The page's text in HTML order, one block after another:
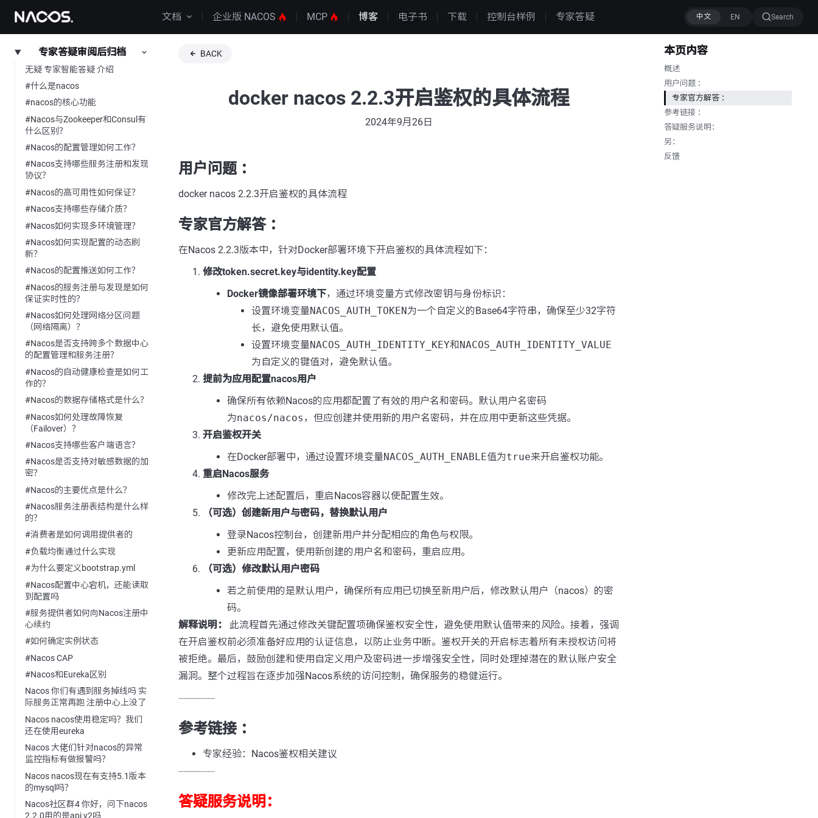
文档 企业版 NACOS MCP 博客 电子书 下载 控制台样例 专家答疑 Search
专家答疑审阅后归档
无疑 专家智能答疑 介绍
#什么是nacos
#nacos的核心功能
#Nacos与Zookeeper和Consul有
什么区别？
#Nacos的配置管理如何工作？
#Nacos支持哪些服务注册和发现
协议？
#Nacos的高可用性如何保证？
#Nacos支持哪些存储介质？
#Nacos如何实现多环境管理？
#Nacos如何实现配置的动态刷
新？
#Nacos的配置推送如何工作？
#Nacos的服务注册与发现是如何
保证实时性的？
#Nacos如何处理网络分区问题
（网络隔离）？
#Nacos是否支持跨多个数据中心
的配置管理和服务注册？
#Nacos的自动健康检查是如何工
作的？
#Nacos的数据存储格式是什么？
#Nacos如何处理故障恢复
（Failover）？
#Nacos支持哪些客户端语言？
#Nacos是否支持对敏感数据的加
密？
#Nacos的主要优点是什么？
#Nacos服务注册表结构是什么样
的？
#消费者是如何调用提供者的
#负载均衡通过什么实现
#为什么要定义bootstrap.yml
#Nacos配置中心宕机，还能读取
到配置吗
#服务提供者如何向Nacos注册中
心续约
#如何确定实例状态
#Nacos CAP
#Nacos和Eureka区别
Nacos 你们有遇到服务掉线吗 实
际服务正常再跑 注册中心上没了
Nacos nacos使用稳定吗？我们
还在使用eureka
Nacos 大佬们针对nacos的异常
监控指标有做报警吗？
Nacos nacos现在有支持5.1版本
的mysql吗？
Nacos社区群4 你好，问下nacos
2.2.0用的是api v2吗
BACK
docker nacos 2.2.3开启鉴权的具体流程
2024年9月26日
用户问题 ：
docker nacos 2.2.3开启鉴权的具体流程
专家官方解答 ：
在Nacos 2.2.3版本中，针对Docker部署环境下开启鉴权的具体流程如下：
修改token.secret.key与identity.key配置
Docker镜像部署环境下，通过环境变量方式修改密钥与身份标识：
设置环境变量NACOS_AUTH_TOKEN为一个自定义的Base64字符串，确保至少32字符
长，避免使用默认值。
设置环境变量NACOS_AUTH_IDENTITY_KEY和NACOS_AUTH_IDENTITY_VALUE
为自定义的键值对，避免默认值。
提前为应用配置nacos用户
确保所有依赖Nacos的应用都配置了有效的用户名和密码。默认用户名密码
为nacos/nacos ，但应创建并使用新的用户名密码，并在应用中更新这些凭据。
开启鉴权开关
在Docker部署中，通过设置环境变量NACOS_AUTH_ENABLE值为true来开启鉴权功能。
重启Nacos服务
修改完上述配置后，重启Nacos容器以使配置生效。
（可选）创建新用户与密码，替换默认用户
登录Nacos控制台，创建新用户并分配相应的角色与权限。
更新应用配置，使用新创建的用户名和密码，重启应用。
（可选）修改默认用户密码
若之前使用的是默认用户，确保所有应用已切换至新用户后，修改默认用户（nacos）的密
码。
解释说明：
此流程首先通过修改关键配置项确保鉴权安全性，避免使用默认值带来的风险。接着，强调
在开启鉴权前必须准备好应用的认证信息，以防止业务中断。鉴权开关的开启标志着所有未授权访问将
被拒绝。最后，鼓励创建和使用自定义用户及密码进一步增强安全性，同时处理掉潜在的默认账户安全
漏洞。整个过程旨在逐步加强Nacos系统的访问控制，确保服务的稳健运行。
---------------
参考链接 ：
专家经验：Nacos鉴权相关建议
---------------
答疑服务说明：
本页内容
概述
用户问题 ：
专家官方解答 ：
参考链接 ：
答疑服务说明：
另：
反馈